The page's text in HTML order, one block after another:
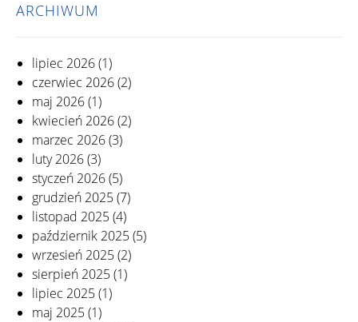
ARCHIWUM
lipiec 2026(1)
czerwiec 2026(2)
maj 2026(1)
kwiecień 2026(2)
marzec 2026(3)
luty 2026(3)
styczeń 2026(5)
grudzień 2025(7)
listopad 2025(4)
październik 2025(5)
wrzesień 2025(2)
sierpień 2025(1)
lipiec 2025(1)
maj 2025(1)